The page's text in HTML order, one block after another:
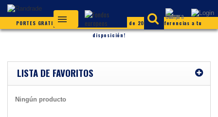
PORTES GRATIS (según condiciones) ¡Más de 20.000 referencias a tu
disposición!
LISTA DE FAVORITOS
Ningún producto